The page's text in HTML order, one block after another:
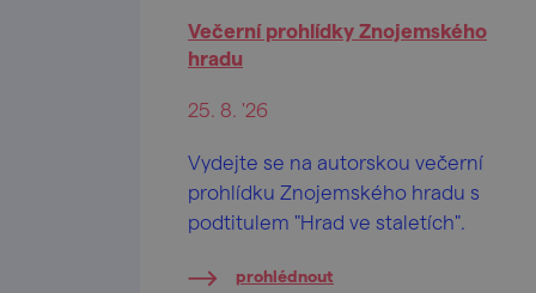
Večerní prohlídky Znojemského
hradu
25. 8. '26
Vydejte se na autorskou večerní
prohlídku Znojemského hradu s
podtitulem "Hrad ve staletích".
prohlédnout